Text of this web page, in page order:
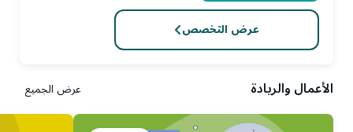
عرض التخصص
الأعمال والريادة عرض الجميع